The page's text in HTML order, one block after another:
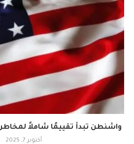
واشنطن تبدأ تقييمًا شاملاً
أكتوبر 7, 2025